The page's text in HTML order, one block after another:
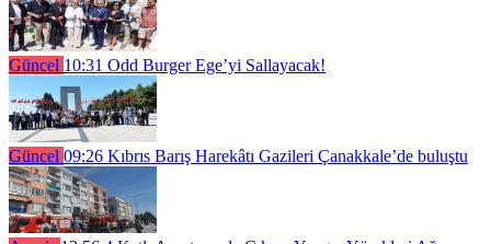
Güncel 10:31 Odd Burger Ege’yi Sallayacak!
Güncel 09:26 Kıbrıs Barış Harekâtı Gazileri Çanakkale’de buluştu